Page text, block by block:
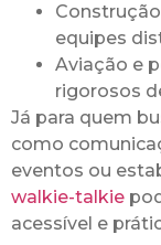
equipes
Aviação e
rigorosos
Já para quem
como
eventos ou
walkie-talkie
acessível e